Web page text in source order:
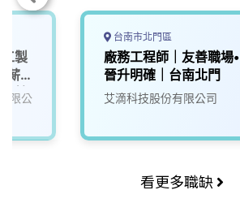
製
薪
輪
限公
台南市北門區
廠務工程師｜友善職場•
晉升明確｜台南北門
艾滴科技股份有限公司
看更多職缺